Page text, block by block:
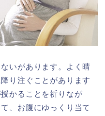
いがあります。よく晴
り注ぐことがあります
かることを祈りなが
、お腹にゆっくり当て